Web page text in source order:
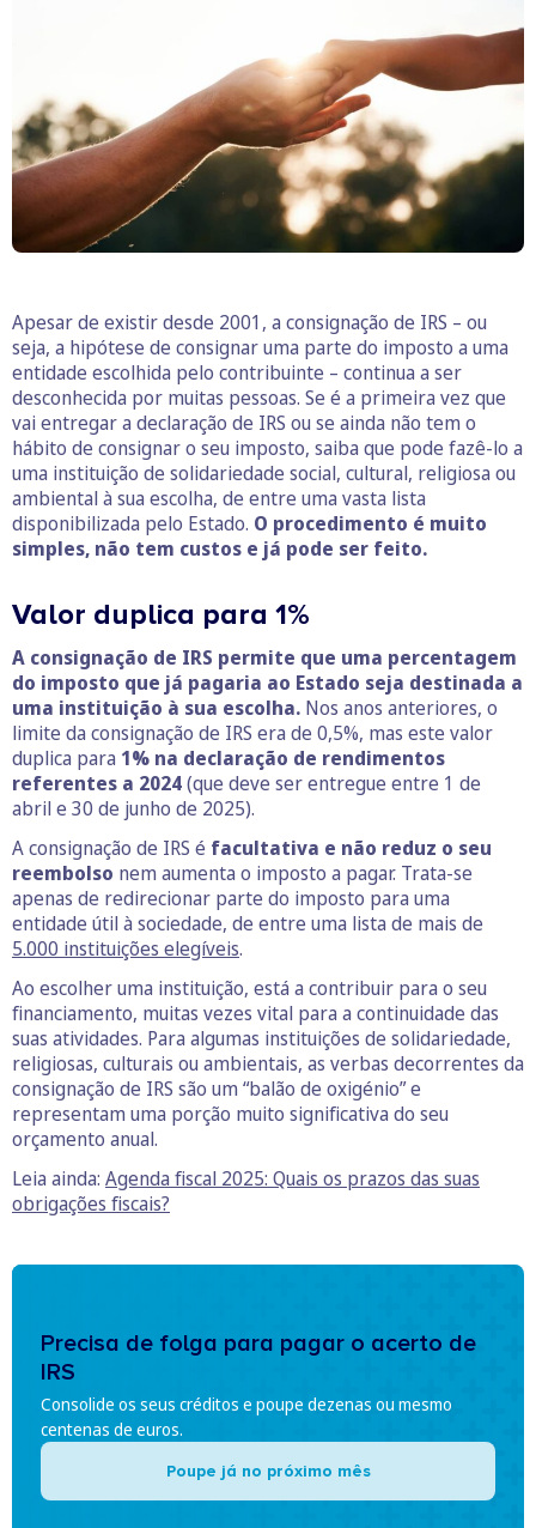
Apesar de existir desde 2001, a consignação de IRS – ou
seja, a hipótese de consignar uma parte do imposto a uma
entidade escolhida pelo contribuinte – continua a ser
desconhecida por muitas pessoas. Se é a primeira vez que
vai entregar a declaração de IRS ou se ainda não tem o
hábito de consignar o seu imposto, saiba que pode fazê-lo a
uma instituição de solidariedade social, cultural, religiosa ou
ambiental à sua escolha, de entre uma vasta lista
disponibilizada pelo Estado. O procedimento é muito
simples, não tem custos e já pode ser feito.
Valor duplica para 1%
A consignação de IRS permite que uma percentagem
do imposto que já pagaria ao Estado seja destinada a
uma instituição à sua escolha. Nos anos anteriores, o
limite da consignação de IRS era de 0,5%, mas este valor
duplica para 1% na declaração de rendimentos
referentes a 2024(que deve ser entregue entre 1 de
abril e 30 de junho de 2025).
A consignação de IRS é facultativa e não reduz o seu
reembolso nem aumenta o imposto a pagar. Trata-se
apenas de redirecionar parte do imposto para uma
entidade útil à sociedade, de entre uma lista de mais de
5.000 instituições elegíveis.
Ao escolher uma instituição, está a contribuir para o seu
financiamento, muitas vezes vital para a continuidade das
suas atividades. Para algumas instituições de solidariedade,
religiosas, culturais ou ambientais, as verbas decorrentes da
consignação de IRS são um “balão de oxigénio” e
representam uma porção muito significativa do seu
orçamento anual.
Leia ainda: Agenda fiscal 2025: Quais os prazos das suas
obrigações fiscais?
Precisa de folga para pagar o acerto de
IRS
Consolide os seus créditos e poupe dezenas ou mesmo
centenas de euros.
Poupe já no próximo mês